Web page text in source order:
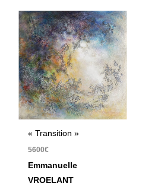
« Transition »
5600€
Emmanuelle
VROELANT